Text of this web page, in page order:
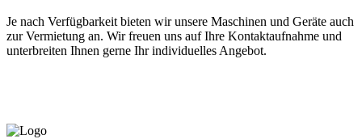
Je nach Verfügbarkeit bieten wir unsere Maschinen und Geräte auch
zur Vermietung an. Wir freuen uns auf Ihre Kontaktaufnahme und
unterbreiten Ihnen gerne Ihr individuelles Angebot.